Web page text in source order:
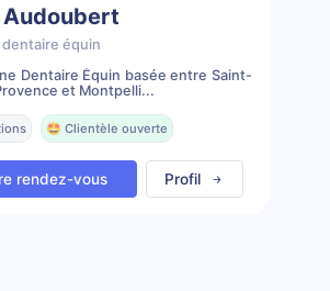
Audoubert
équin
Dentaire Équin basée entre Saint-
et Montpelli...
🤩 Clientèle ouverte
rendez-vous Profil